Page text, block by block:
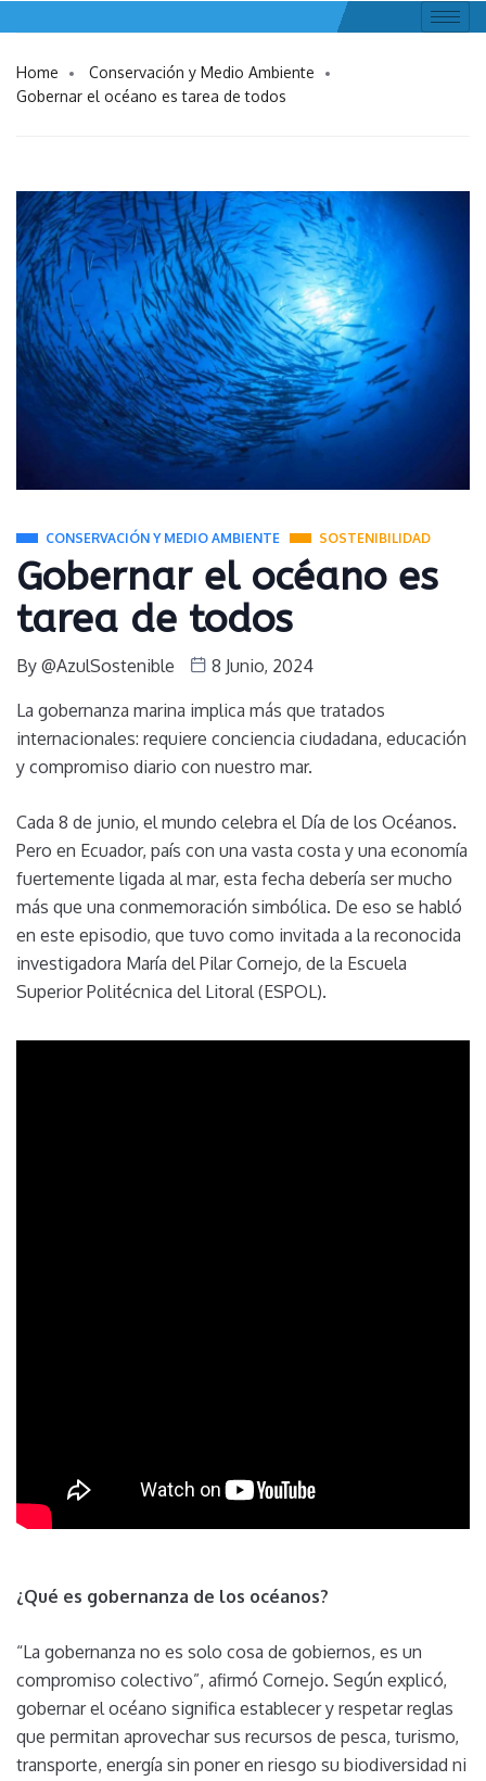
Home
Conservación y Medio Ambiente
Gobernar el océano es tarea de todos
CONSERVACIÓN Y MEDIO AMBIENTE SOSTENIBILIDAD
Gobernar el océano es
tarea de todos
By @AzulSostenible 8 Junio, 2024
La gobernanza marina implica más que tratados
internacionales: requiere conciencia ciudadana, educación
y compromiso diario con nuestro mar.
Cada 8 de junio, el mundo celebra el Día de los Océanos.
Pero en Ecuador, país con una vasta costa y una economía
fuertemente ligada al mar, esta fecha debería ser mucho
más que una conmemoración simbólica. De eso se habló
en este episodio, que tuvo como invitada a la reconocida
investigadora María del Pilar Cornejo, de la Escuela
Superior Politécnica del Litoral (ESPOL).
¿Qué es gobernanza de los océanos?
“La gobernanza no es solo cosa de gobiernos, es un
compromiso colectivo”, afirmó Cornejo. Según explicó,
gobernar el océano significa establecer y respetar reglas
que permitan aprovechar sus recursos de pesca, turismo,
transporte, energía sin poner en riesgo su biodiversidad ni